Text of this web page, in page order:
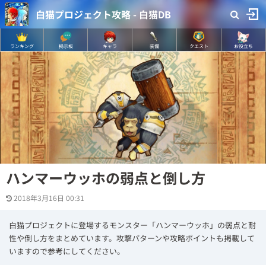
白猫プロジェクト攻略 - 白猫DB
ランキング 掲示板 キャラ 装備 クエスト お役立ち
ハンマーウッホの弱点と倒し方
2018年3月16日 00:31
白猫プロジェクトに登場するモンスター「ハンマーウッホ」の弱点と耐
性や倒し方をまとめています。攻撃パターンや攻略ポイントも掲載して
いますので参考にしてください。